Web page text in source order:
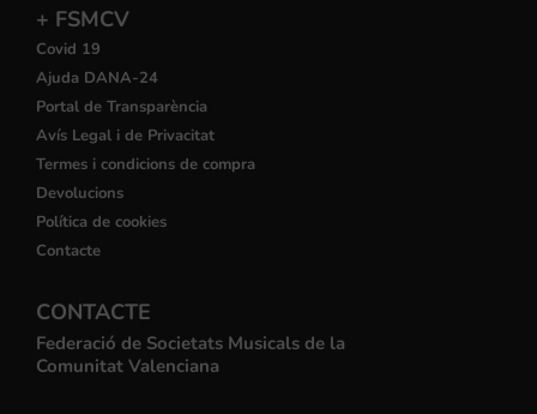
+ FSMCV
Covid 19
Ajuda DANA-24
Portal de Transparència
Avís Legal i de Privacitat
Termes i condicions de compra
Devolucions
Política de cookies
Contacte
CONTACTE
Federació de Societats Musicals de la
Comunitat Valenciana